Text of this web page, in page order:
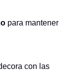
para mantener
con las